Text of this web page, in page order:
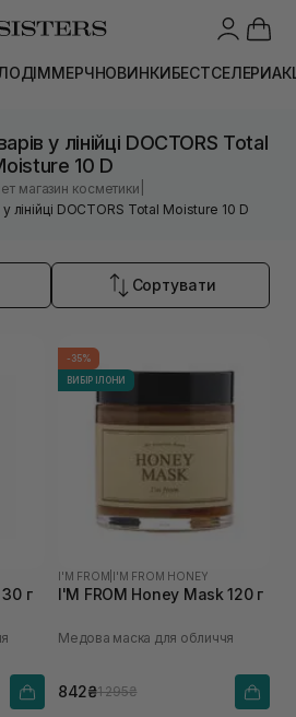
ДІММЕРЧНОВИНКИБЕСТСЕЛЕРИ
у лінійці DOCTORS Total
10 D
магазин косметики
у лінійці DOCTORS Total Moisture 10 D
Сортувати
г
-35%
ВИБІР ІЛОНИ
I'M FROM I'M FROM HONEY
I'M FROM Honey Mask 120 г
Медова маска для обличчя
842₴1 295₴